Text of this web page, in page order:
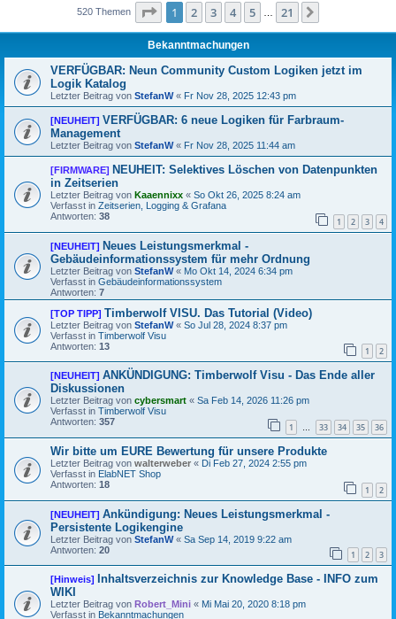
520 Themen Seite 1von 21
1 2 3 4 5 21
Bekanntmachungen
VERFÜGBAR: Neun Community Custom Logiken jetzt im
Logik Katalog
Letzter Beitrag von StefanW« Fr Nov 28, 2025 12:43 pm
[NEUHEIT] VERFÜGBAR: 6 neue Logiken für Farbraum-
Management
Letzter Beitrag von StefanW« Fr Nov 28, 2025 11:44 am
[FIRMWARE] NEUHEIT: Selektives Löschen von Datenpunkten
in Zeitserien
Letzter Beitrag von Kaaennixx « So Okt 26, 2025 8:24 am
Verfasst in Zeitserien, Logging & Grafana
Antworten: 38 1 2 3 4
[NEUHEIT] Neues Leistungsmerkmal -
Gebäudeinformationssystem für mehr Ordnung
Letzter Beitrag von StefanW« Mo Okt 14, 2024 6:34 pm
Verfasst in Gebäudeinformationssystem
Antworten: 7
[TOP TIPP] Timberwolf VISU. Das Tutorial (Video)
Letzter Beitrag von StefanW« So Jul 28, 2024 8:37 pm
Verfasst in Timberwolf Visu
Antworten: 13 1 2
[NEUHEIT] ANKÜNDIGUNG: Timberwolf Visu - Das Ende aller
Diskussionen
Letzter Beitrag von cybersmart « Sa Feb 14, 2026 11:26 pm
Verfasst in Timberwolf Visu
Antworten: 357 1 … 33 34 35 36
Wir bitte um EURE Bewertung für unsere Produkte
Letzter Beitrag von walterweber « Di Feb 27, 2024 2:55 pm
Verfasst in ElabNET Shop
Antworten: 18 1 2
[NEUHEIT] Ankündigung: Neues Leistungsmerkmal -
Persistente Logikengine
Letzter Beitrag von StefanW« Sa Sep 14, 2019 9:22 am
Antworten: 20 1 2 3
[Hinweis]
Inhaltsverzeichnis zur Knowledge Base - INFO zum
WIKI
Letzter Beitrag von Robert_Mini « Mi Mai 20, 2020 8:18 pm
Verfasst in Bekanntmachungen